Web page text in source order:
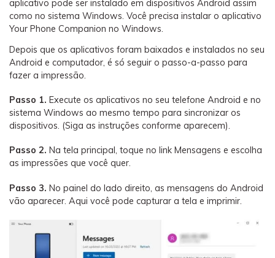
aplicativo pode ser instalado em dispositivos Android assim
como no sistema Windows. Você precisa instalar o aplicativo
Your Phone Companion no Windows.
Depois que os aplicativos foram baixados e instalados no seu
Android e computador, é só seguir o passo-a-passo para
fazer a impressão.
Passo 1. Execute os aplicativos no seu telefone Android e no
sistema Windows ao mesmo tempo para sincronizar os
dispositivos. (Siga as instruções conforme aparecem).
Passo 2. Na tela principal, toque no link Mensagens e escolha
as impressões que você quer.
Passo 3. No painel do lado direito, as mensagens do Android
vão aparecer. Aqui você pode capturar a tela e imprimir.